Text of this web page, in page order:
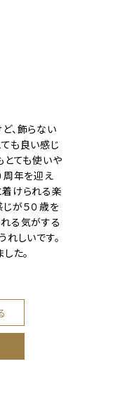
、飾らない
も良い感じ
とても使いや
周年を迎え
けられる楽
が５０歳を
る気がする
れしいです。
た。